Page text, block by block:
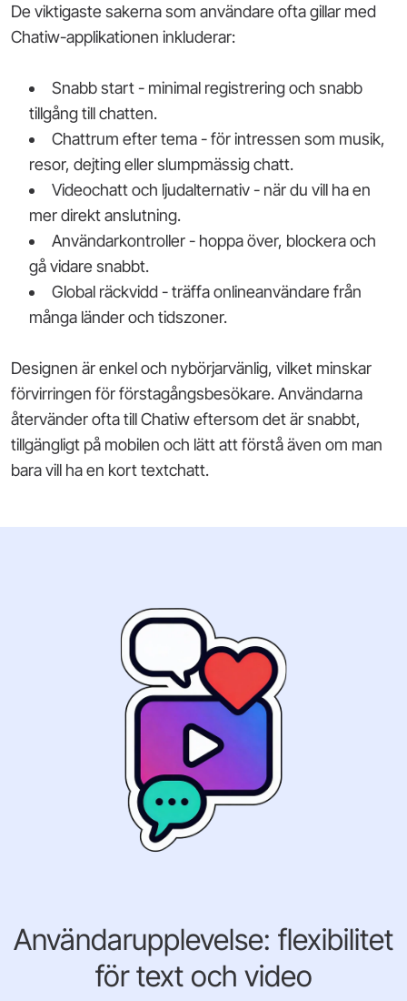
De viktigaste sakerna som användare ofta gillar med
Chatiw-applikationen inkluderar:
Snabb start - minimal registrering och snabb
tillgång till chatten.
Chattrum efter tema - för intressen som musik,
resor, dejting eller slumpmässig chatt.
Videochatt och ljudalternativ - när du vill ha en
mer direkt anslutning.
Användarkontroller - hoppa över, blockera och
gå vidare snabbt.
Global räckvidd - träffa onlineanvändare från
många länder och tidszoner.
Designen är enkel och nybörjarvänlig, vilket minskar
förvirringen för förstagångsbesökare. Användarna
återvänder ofta till Chatiw eftersom det är snabbt,
tillgängligt på mobilen och lätt att förstå även om man
bara vill ha en kort textchatt.
Användarupplevelse: flexibilitet
för text och video